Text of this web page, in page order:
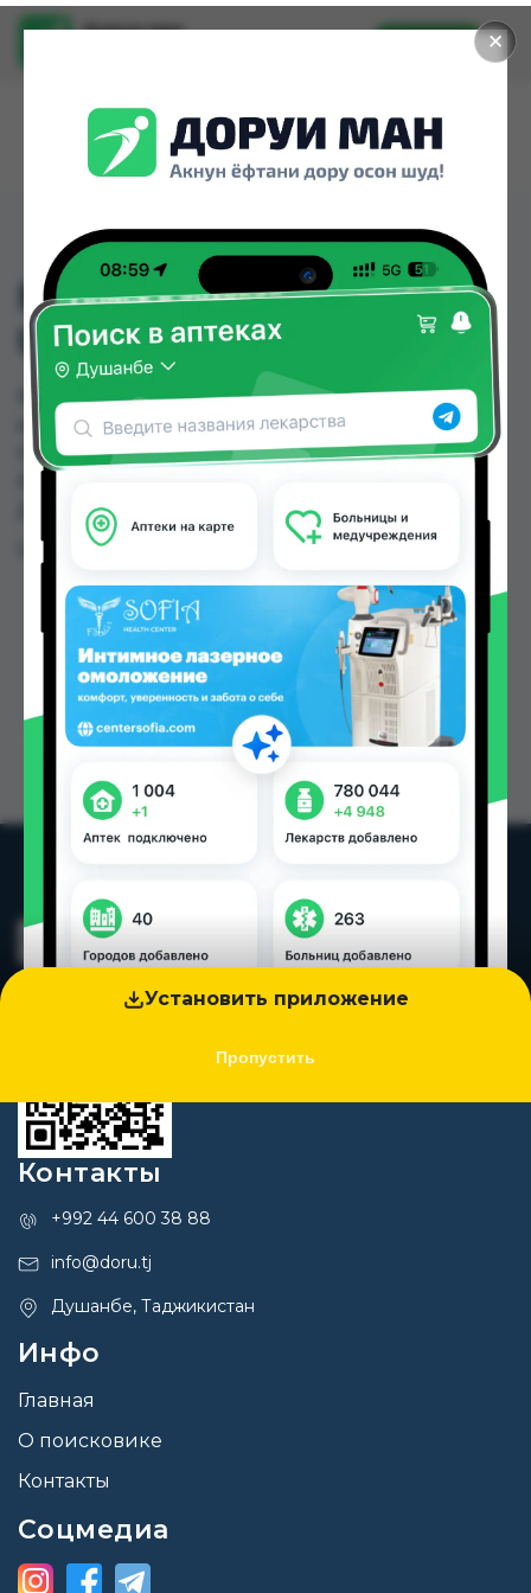
✕
Установить приложение
Пропустить
Доруи ман
Установить
MARINOX PROBIOTIC
ULTRA CAPS №30
MARINOX PROBIOTIC ULTRA CAPS №30 можно
купить или заказать в аптеках, Дорухона
Олмони №1, Дорухона Олмони №3, Дусти
Душанбе и других городах Таджикистана
Цена: от84.99 TJS
Контакты
+992 44 600 38 88
info@doru.tj
Душанбе, Таджикистан
Инфо
Главная
О поисковике
Контакты
Соцмедиа